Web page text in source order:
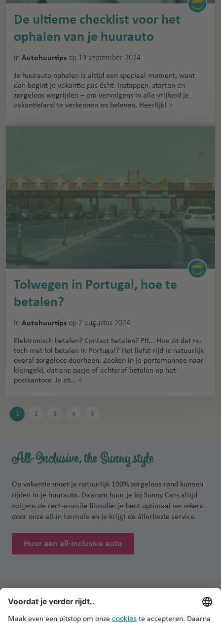
De ultieme checklist voor het
ophalen van je huurauto
in Autohuurtips op 19 september 2024
Je huurauto ophalen is altijd een speciaal moment, want
dan begint je vakantie pas écht. Instappen, starten en
zorgeloos wegrijden – om vervolgens in alle vrijheid je
vakantieland te verkennen en beleven. Heerlijk! »
Tolwegen in Portugal, hoe te
betalen?
in Autohuurtips op 2 augustus 2024
Elektronisch betalen? Contact betalen? Pff... Hoe zit dat nu
toch met tol betalen in Portugal? Het liefst rijd je natuurlijk
overal zorgeloos doorheen. Zoeken in je portemonnee naar
kleingeld, dat ene pasje of achteraf betalen op het
postkantoor. Je zit… »
1 2 3 4 5
All-Inclusive, the Sunny style
Op vakantie moet je natuurlijk 100% zorgeloos rond kunnen
rijden in je huurauto. Daarom huur je bij Sunny Cars altijd
volgens de rent-a-smile filosofie: je bent optimaal verzekerd
door onze all-in formule en je krijgt de állerbeste service.
Huur een all-inclusive auto